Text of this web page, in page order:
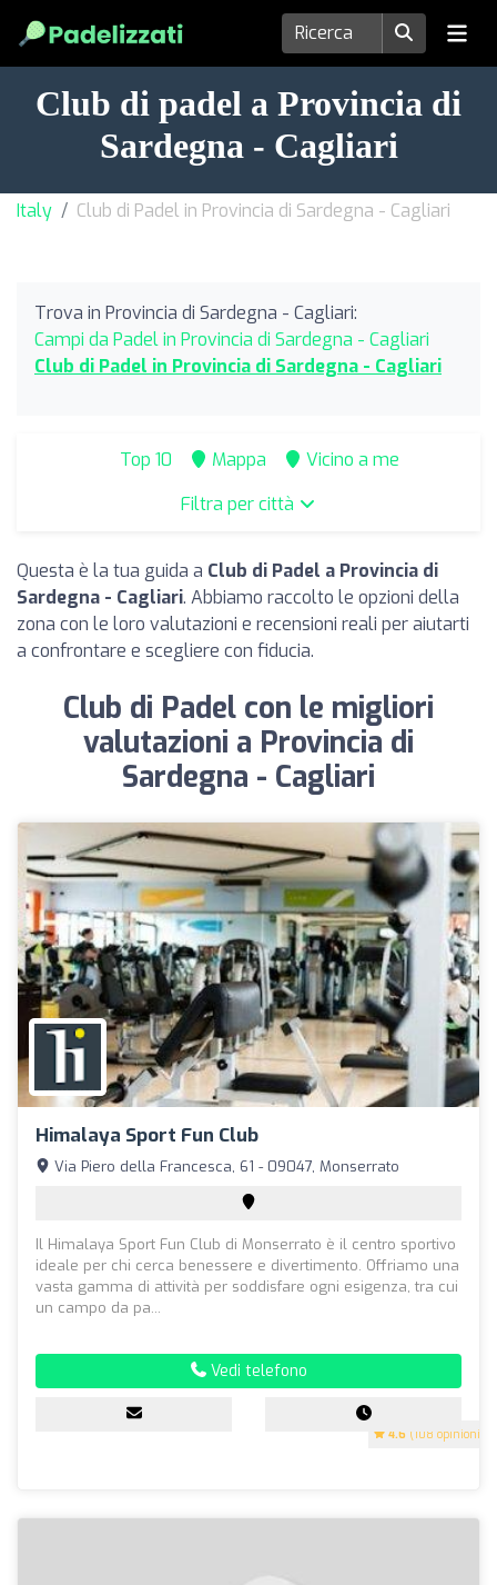
Club di padel a Provincia di
Sardegna - Cagliari
Italy Club di Padel in Provincia di Sardegna - Cagliari
Trova in Provincia di Sardegna - Cagliari:
Campi da Padel in Provincia di Sardegna - Cagliari
Club di Padel in Provincia di Sardegna - Cagliari
Top 10 Mappa
Vicino a me
Filtra per città
Questa è la tua guida a Club di Padel a Provincia di
Sardegna - Cagliari. Abbiamo raccolto le opzioni della
zona con le loro valutazioni e recensioni reali per aiutarti
a confrontare e scegliere con fiducia.
Club di Padel con le migliori
valutazioni a Provincia di
Sardegna - Cagliari
Himalaya Sport Fun Club
4.6 (108 opinioni)
Via Piero della Francesca, 61 - 09047, Monserrato
Il Himalaya Sport Fun Club di Monserrato è il centro sportivo
ideale per chi cerca benessere e divertimento. Offriamo una
vasta gamma di attività per soddisfare ogni esigenza, tra cui
un campo da pa...
Vedi telefono